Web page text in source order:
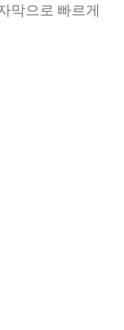
막으로 빠르게